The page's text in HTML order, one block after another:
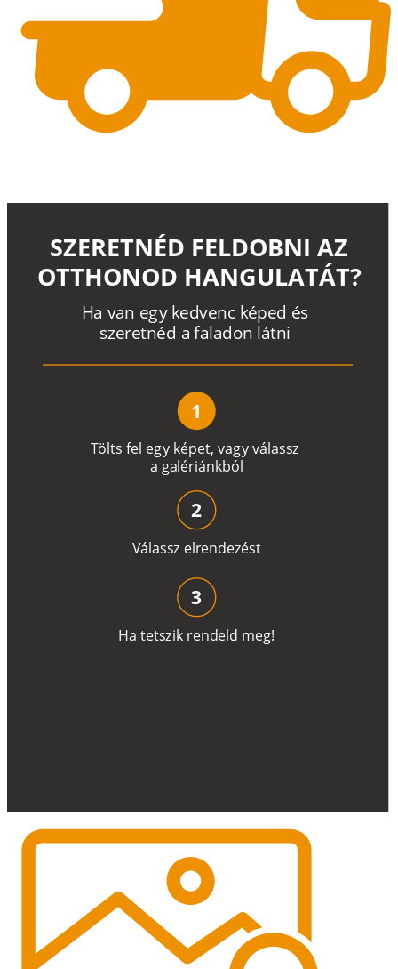
Tölts fel egy képet, vagyválassz
a galériánkból
Ha van egy kedvenc képed és
szeretnéd a faladon látni
SZERETNÉD FELDOBNI AZ
OTTHONOD HANGULATÁT?
1
Válassz elrendezést
2
Ha tetszik rendeld meg!
3